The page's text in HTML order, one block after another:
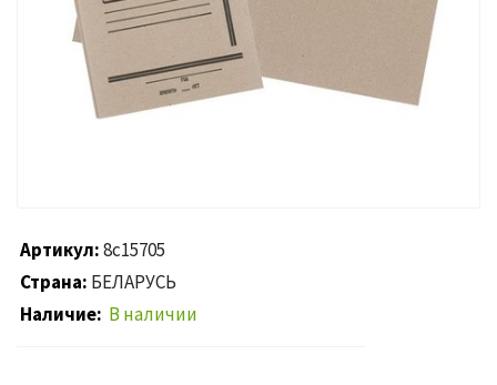
Артикул 8с15705
Страна БЕЛАРУСЬ
Наличие В наличии